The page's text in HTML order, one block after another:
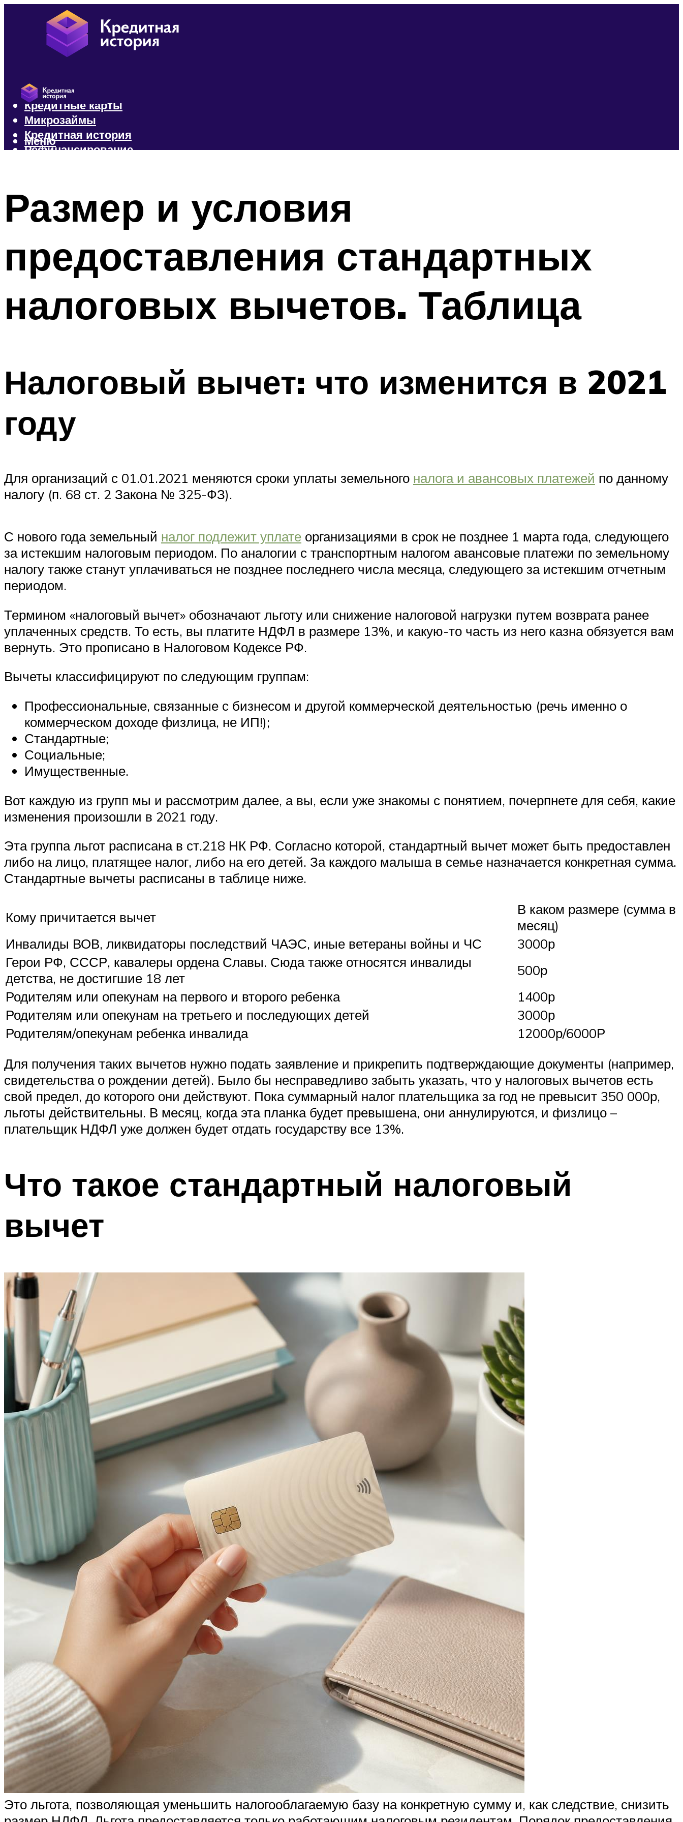
Кредиты
Кредитные карты
Микрозаймы
Кредитная история
Рефинансирование
Меню
Размер и условия
предоставления стандартных
налоговых вычетов. Таблица
Налоговый вычет: что изменится в 2021
году
Для организаций с 01.01.2021 меняются сроки уплаты земельного налога и авансовых платежей по данному
налогу (п. 68 ст. 2 Закона № 325-ФЗ).
С нового года земельный налог подлежит уплате организациями в срок не позднее 1 марта года, следующего
за истекшим налоговым периодом. По аналогии с транспортным налогом авансовые платежи по земельному
налогу также станут уплачиваться не позднее последнего числа месяца, следующего за истекшим отчетным
периодом.
Термином «налоговый вычет» обозначают льготу или снижение налоговой нагрузки путем возврата ранее
уплаченных средств. То есть, вы платите НДФЛ в размере 13%, и какую-то часть из него казна обязуется вам
вернуть. Это прописано в Налоговом Кодексе РФ.
Вычеты классифицируют по следующим группам:
Профессиональные, связанные с бизнесом и другой коммерческой деятельностью (речь именно о
коммерческом доходе физлица, не ИП!);
Стандартные;
Социальные;
Имущественные.
Вот каждую из групп мы и рассмотрим далее, а вы, если уже знакомы с понятием, почерпнете для себя, какие
изменения произошли в 2021 году.
Эта группа льгот расписана в ст.218 НК РФ. Согласно которой, стандартный вычет может быть предоставлен
либо на лицо, платящее налог, либо на его детей. За каждого малыша в семье назначается конкретная сумма.
Стандартные вычеты расписаны в таблице ниже.
Кому причитается вычет
В каком размере (сумма в
месяц)
Инвалиды ВОВ, ликвидаторы последствий ЧАЭС, иные ветераны войны и ЧС
3000р
Герои РФ, СССР, кавалеры ордена Славы. Сюда также относятся инвалиды
детства, не достигшие 18 лет
500р
Родителям или опекунам на первого и второго ребенка
1400р
Родителям или опекунам на третьего и последующих детей
3000р
Родителям/опекунам ребенка инвалида
12000р/6000Р
Для получения таких вычетов нужно подать заявление и прикрепить подтверждающие документы (например,
свидетельства о рождении детей). Было бы несправедливо забыть указать, что у налоговых вычетов есть
свой предел, до которого они действуют. Пока суммарный налог плательщика за год не превысит 350 000р,
льготы действительны. В месяц, когда эта планка будет превышена, они аннулируются, и физлицо –
плательщик НДФЛ уже должен будет отдать государству все 13%.
Что такое стандартный налоговый
вычет
Это льгота, позволяющая уменьшить налогооблагаемую базу на конкретную сумму и, как следствие, снизить